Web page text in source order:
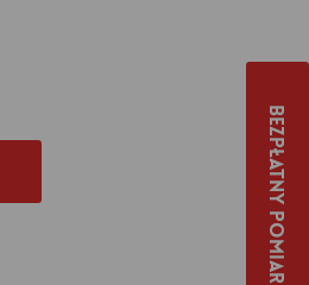
Bezpłatny pomiar